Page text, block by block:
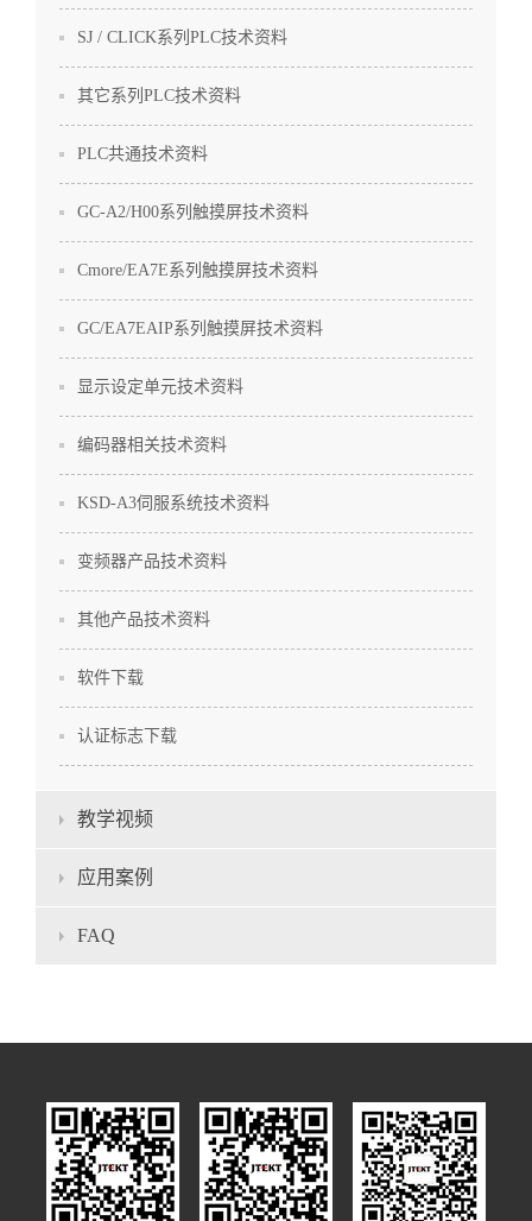
SJ / CLICK系列PLC技术资料
其它系列PLC技术资料
PLC共通技术资料
GC-A2/H00系列触摸屏技术资料
Cmore/EA7E系列触摸屏技术资料
GC/EA7EAIP系列触摸屏技术资料
显示设定单元技术资料
编码器相关技术资料
KSD-A3伺服系统技术资料
变频器产品技术资料
其他产品技术资料
软件下载
认证标志下载
教学视频
应用案例
FAQ